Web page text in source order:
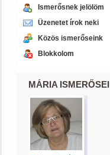
Ismerősnek jelölöm
Üzenetet írok neki
Közös ismerőseink
Blokkolom
MÁRIA ISMERŐSEI